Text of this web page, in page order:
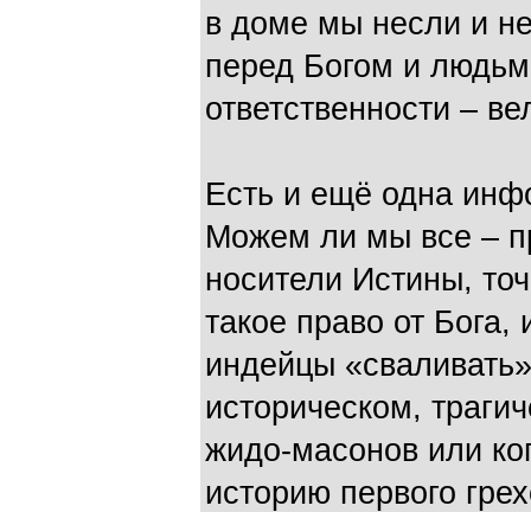
в доме мы несли и
перед Богом и
ответственности –
Есть и ещё одна
Можем ли мы все –
носители Истины,
такое право от Бога,
индейцы
историческом,
жидо-масонов или
историю первого